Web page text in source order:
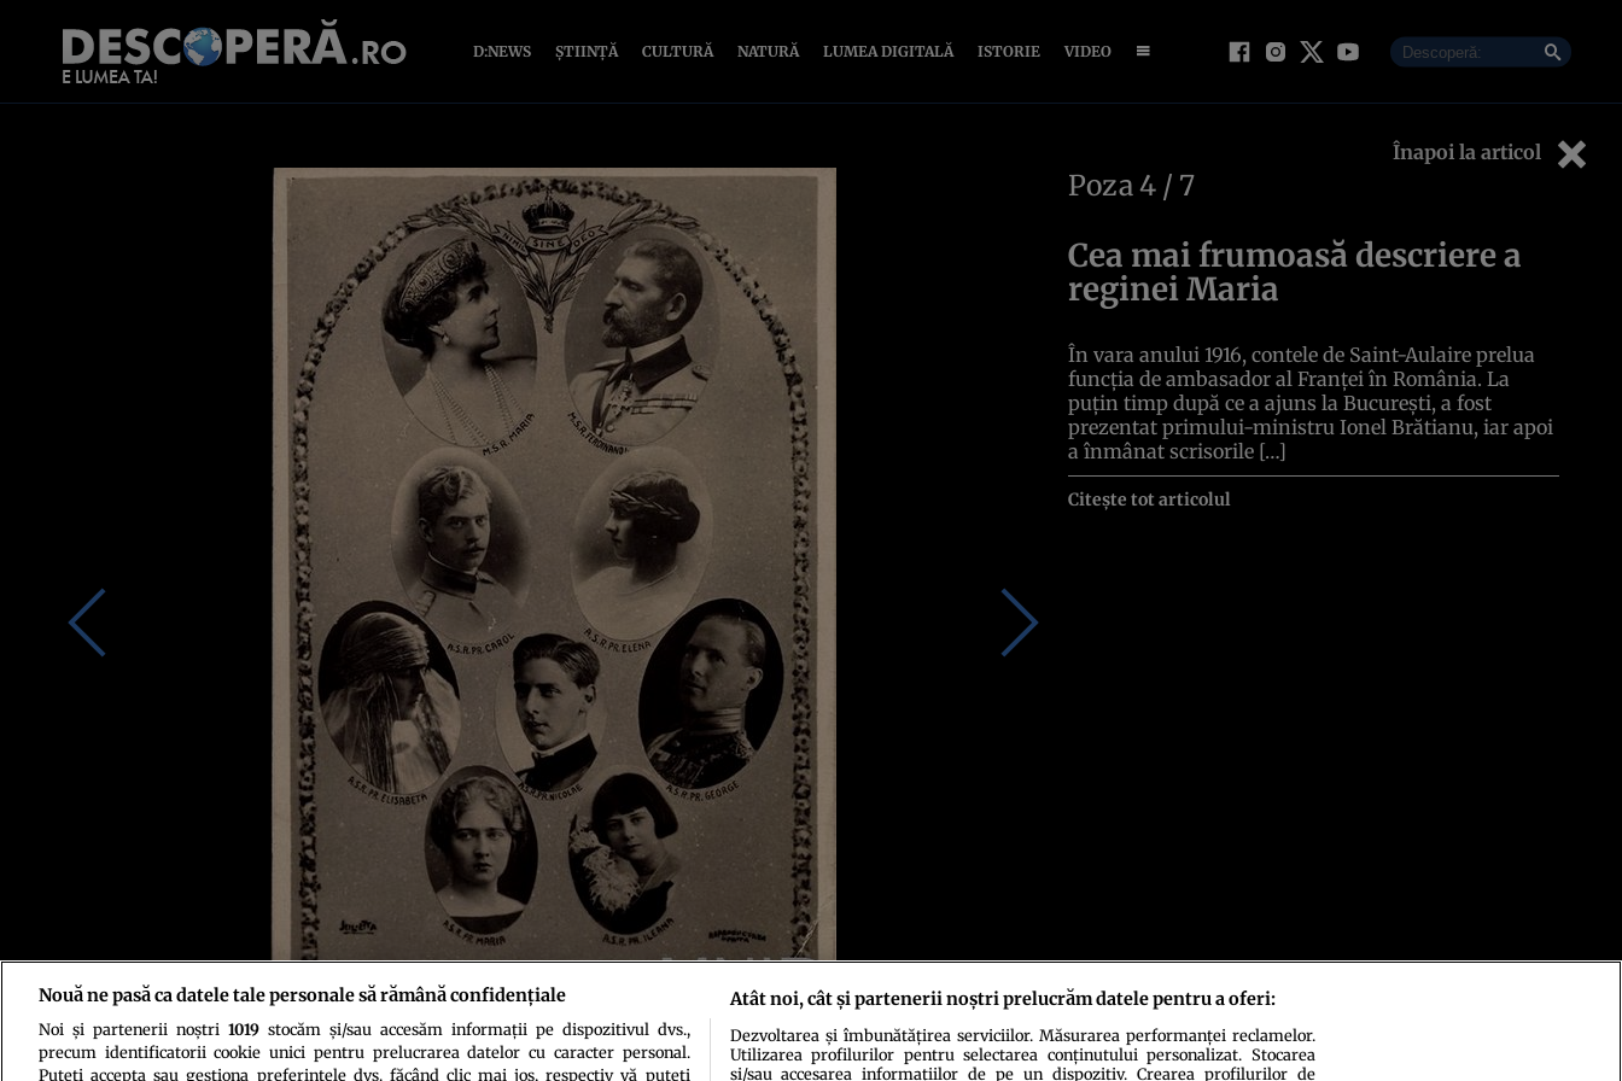
D:NEWS ȘTIINȚĂ CULTURĂ NATURĂ LUMEA DIGITALĂ ISTORIE VIDEO
Înapoi la articol
Credit foto: Fototeca Muzeului Național de Istorie a României (MNIR)
Poza4 / 7
Cea mai frumoasă descriere a
reginei Maria
În vara anului 1916, contele de Saint-Aulaire prelua
funcția de ambasador al Franței în România. La
puțin timp după ce a ajuns la București, a fost
prezentat primului-ministru Ionel Brătianu, iar apoi
a înmânat scrisorile […]
Citește tot articolul
Nouă ne pasă ca datele tale personale să rămână confidențiale
Noi și partenerii noștri 1019stocăm și/sau accesăm informații pe dispozitivul dvs.,
precum identificatorii cookie unici pentru prelucrarea datelor cu caracter personal.
Puteți accepta sau gestiona preferințele dvs. făcând clic mai jos, respectiv vă puteți
Atât noi, cât și partenerii noștri prelucrăm datele pentru a oferi:
Dezvoltarea și îmbunătățirea serviciilor. Măsurarea performanței reclamelor.
Utilizarea profilurilor pentru selectarea conținutului personalizat. Stocarea
și/sau accesarea informațiilor de pe un dispozitiv. Crearea profilurilor de